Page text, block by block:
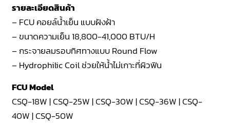
รายละเอียดสินค้า
– FCU คอยล์น้ำเย็น แบบฝังฝ้า
– ขนาดความเย็น 18,800-41,000 BTU/H
– กระจายลมรอบทิศทางแบบ Round Flow
– Hydrophilic Coil ช่วยให้น้ำไม่เกาะที่ผิวฟิน
FCU Model
CSQ-18W | CSQ-25W | CSQ-30W | CSQ-36W | CSQ-
40W | CSQ-50W